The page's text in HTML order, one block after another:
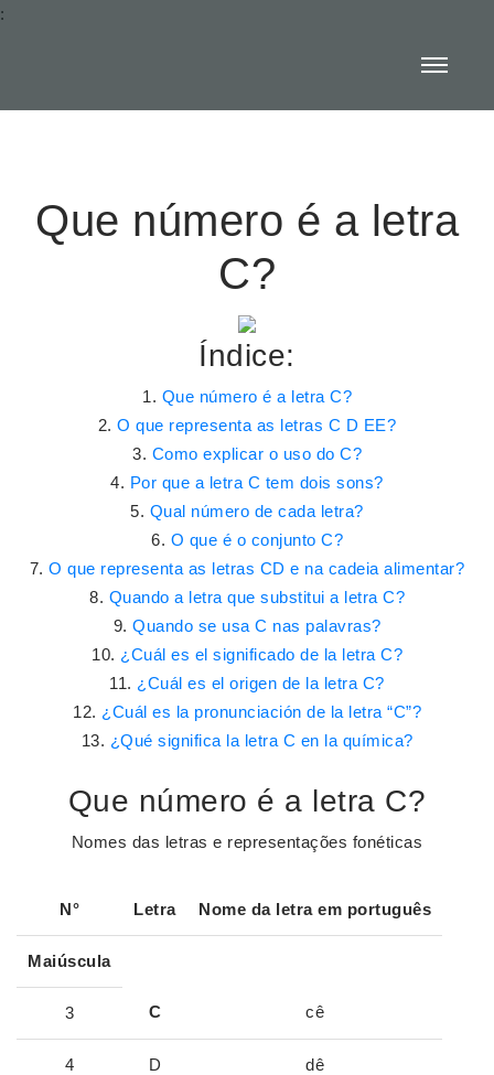
:
Que número é a letra
C?
Índice:
Que número é a letra C?
O que representa as letras C D EE?
Como explicar o uso do C?
Por que a letra C tem dois sons?
Qual número de cada letra?
O que é o conjunto C?
O que representa as letras CD e na cadeia alimentar?
Quando a letra que substitui a letra C?
Quando se usa C nas palavras?
¿Cuál es el significado de la letra C?
¿Cuál es el origen de la letra C?
¿Cuál es la pronunciación de la letra “C”?
¿Qué significa la letra C en la química?
Que número é a letra C?
Nomes das letras e representações fonéticas
N° Letra Nome da letraem português
Maiúscula
3 C cê
4 D dê